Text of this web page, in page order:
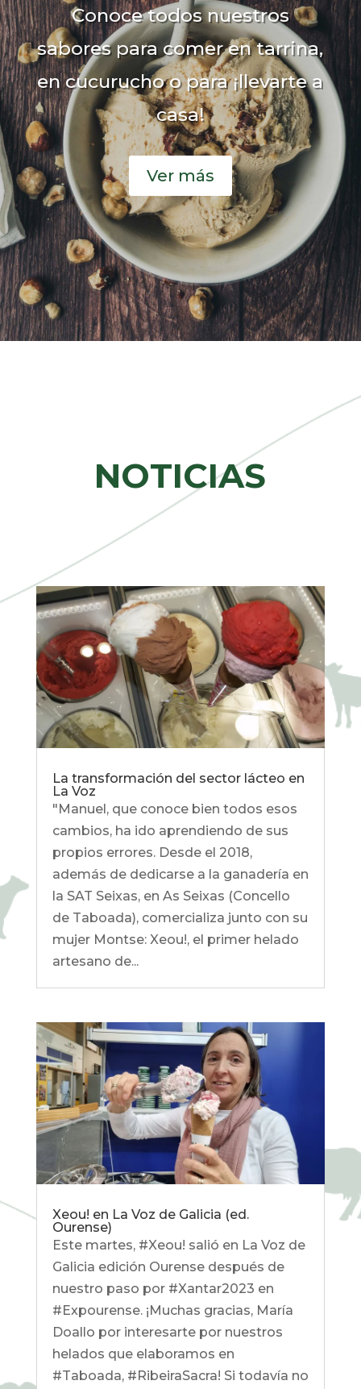
Conoce todos nuestros
sabores para comer en tarrina,
en cucurucho o para ¡llevarte a
casa!
Ver más
NOTICIAS
La transformación del sector lácteo en
La Voz
"Manuel, que conoce bien todos esos
cambios, ha ido aprendiendo de sus
propios errores. Desde el 2018,
además de dedicarse a la ganadería en
la SAT Seixas, en As Seixas (Concello
de Taboada), comercializa junto con su
mujer Montse: Xeou!, el primer helado
artesano de...
Xeou! en La Voz de Galicia (ed.
Ourense)
Este martes, #Xeou! salió en La Voz de
Galicia edición Ourense después de
nuestro paso por #Xantar2023 en
#Expourense. ¡Muchas gracias, María
Doallo por interesarte por nuestros
helados que elaboramos en
#Taboada, #RibeiraSacra! Si todavía no